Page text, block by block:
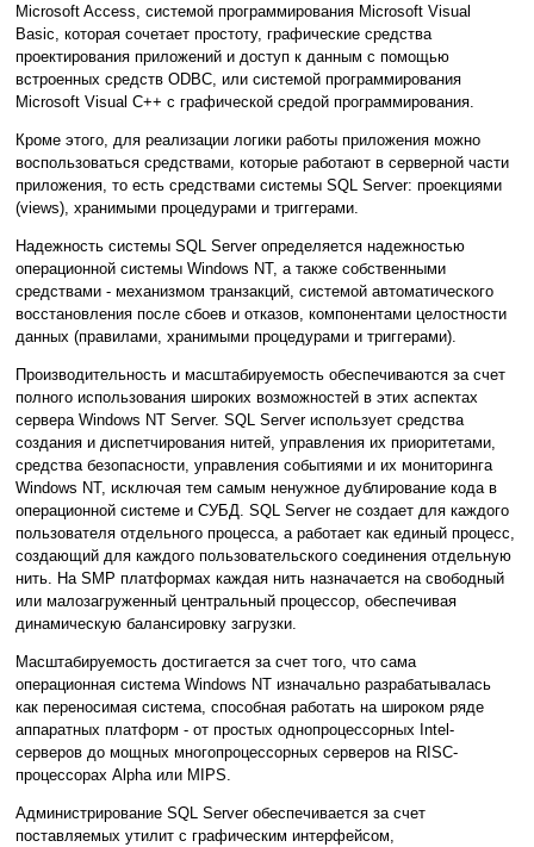
Microsoft Access, системой программирования Microsoft Visual
Basic, которая сочетает простоту, графические средства
проектирования приложений и доступ к данным с помощью
встроенных средств ODBC, или системой программирования
Microsoft Visual C++ с графической средой программирования.
Кроме этого, для реализации логики работы приложения можно
воспользоваться средствами, которые работают в серверной части
приложения, то есть средствами системы SQL Server: проекциями
(views), хранимыми процедурами и триггерами.
Надежность системы SQL Server определяется надежностью
операционной системы Windows NT, а также собственными
средствами - механизмом транзакций, системой автоматического
восстановления после сбоев и отказов, компонентами целостности
данных (правилами, хранимыми процедурами и триггерами).
Производительность и масштабируемость обеспечиваются за счет
полного использования широких возможностей в этих аспектах
сервера Windows NT Server. SQL Server использует средства
создания и диспетчирования нитей, управления их приоритетами,
средства безопасности, управления событиями и их мониторинга
Windows NT, исключая тем самым ненужное дублирование кода в
операционной системе и СУБД. SQL Server не создает для каждого
пользователя отдельного процесса, а работает как единый процесс,
создающий для каждого пользовательского соединения отдельную
нить. На SMP платформах каждая нить назначается на свободный
или малозагруженный центральный процессор, обеспечивая
динамическую балансировку загрузки.
Масштабируемость достигается за счет того, что сама
операционная система Windows NT изначально разрабатывалась
как переносимая система, способная работать на широком ряде
аппаратных платформ - от простых однопроцессорных Intel-
серверов до мощных многопроцессорных серверов на RISC-
процессорах Alpha или MIPS.
Администрирование SQL Server обеспечивается за счет
поставляемых утилит с графическим интерфейсом,